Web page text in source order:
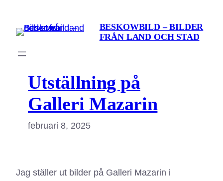
innehåll
BESKOWBILD – BILDER
FRÅN LAND OCH STAD
Utställning på
Galleri Mazarin
februari 8, 2025
Jag ställer ut bilder på Galleri Mazarin i